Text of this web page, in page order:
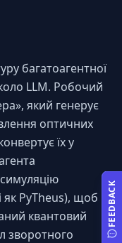
багатоагентної
LLM. Робочий
який генерує
оптичних
їх у
як PyTheus), щоб
квантовий
зворотного
FEEDBACK